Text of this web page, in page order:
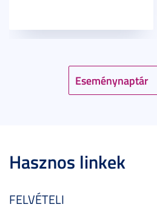
Eseménynaptár
Hasznos linkek
FELVÉTELI